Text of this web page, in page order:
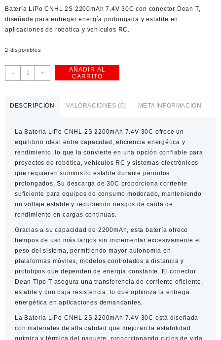
American Dollar
Batería LiPo CNHL 2S 2200mAh 7.4V 30C con conector Dean T,
diseñada para entregar energía prolongada y estable en
aplicaciones de robótica y vehículos RC.
2 disponibles
-
Batería
LiPo
30C
con
conector
Dean
T
cantidad
+
AÑADIR AL
CARRITO
DESCRIPCIÓN VALORACIONES (0) META INFORMACIÓN
La Batería LiPo CNHL 2S 2200mAh 7.4V 30C ofrece un
equilibrio ideal entre capacidad, eficiencia energética y
rendimiento, lo que la convierte en una opción confiable para
proyectos de robótica, vehículos RC y sistemas electrónicos
que requieren suministro estable durante periodos
prolongados. Su descarga de 30C proporciona corriente
suficiente para equipos de consumo moderado, manteniendo
un voltaje estable y reduciendo riesgos de caída de
rendimiento en cargas continuas.
Gracias a su capacidad de 2200mAh, esta batería ofrece
tiempos de uso más largos sin incrementar excesivamente el
peso del sistema, permitiendo mayor autonomía en
plataformas móviles, modelos controlados a distancia y
prototipos que dependen de energía constante. El conector
Dean Tipo T asegura una transferencia de corriente eficiente,
estable y con baja resistencia, lo que optimiza la entrega
energética en aplicaciones demandantes.
La Batería LiPo CNHL 2S 2200mAh 7.4V 30C está diseñada
con materiales de alta calidad que mejoran la estabilidad